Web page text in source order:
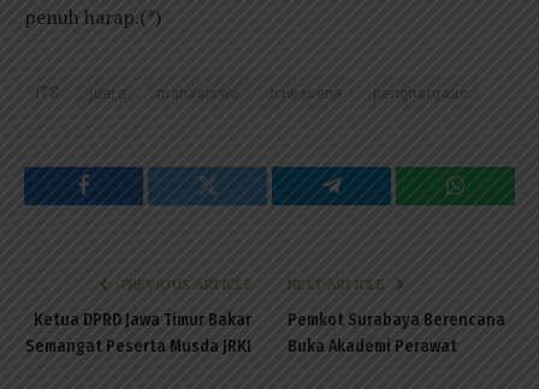
penuh harap.(*)
ITS juara mahasiswa nawasena penghargaan
Facebook Twitter Telegram
PREVIOUS ARTICLE
Ketua DPRD Jawa Timur Bakar
Semangat Peserta Musda JRKI
NEXT ARTICLE
Pemkot Surabaya Berencana
Buka Akademi Perawat